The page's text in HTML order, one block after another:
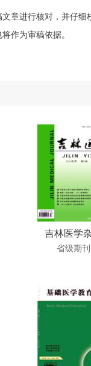
章进行核对，并仔细
作为审稿依据。
吉林医学
省级期刊